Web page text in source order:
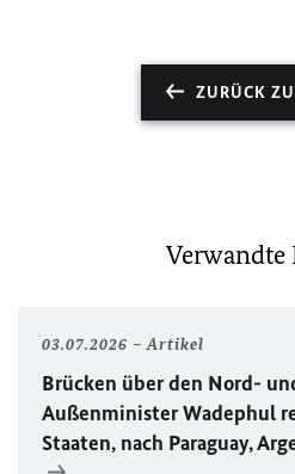
ZURÜCK
Verwandte
03.07.2026 Artikel
Brücken über den Nord-
Außenminister Wadephul
Staaten, nach Paraguay,